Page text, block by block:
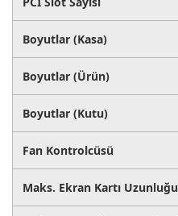
Boyutlar (Kasa)
Boyutlar (Ürün)
Boyutlar (Kutu)
Fan Kontrolcüsü
Maks. Ekran Kartı Uzunluğu